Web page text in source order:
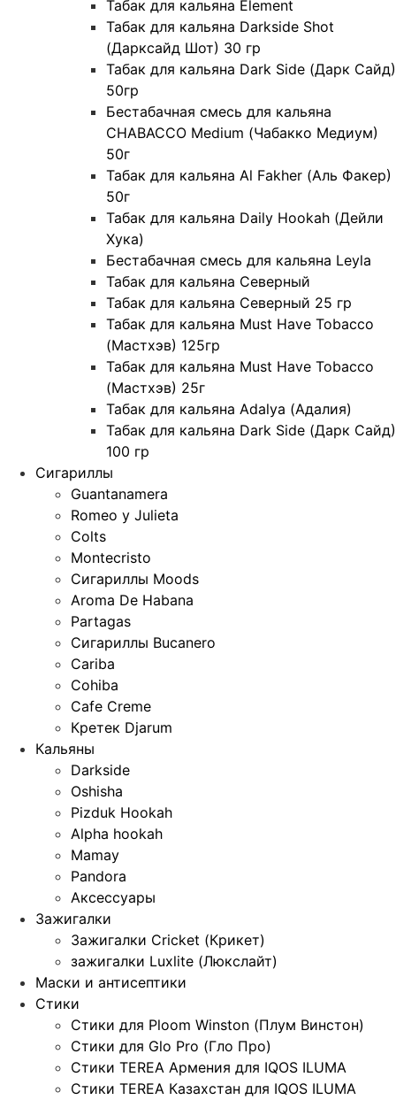
Табак для кальяна Element
Табак для кальяна Darkside Shot
(Дарксайд Шот) 30 гр
Табак для кальяна Dark Side (Дарк Сайд)
50гр
Бестабачная смесь для кальяна
CHABACCO Medium (Чабакко Медиум)
50г
Табак для кальяна Al Fakher (Аль Факер)
50г
Табак для кальяна Daily Hookah (Дейли
Хука)
Бестабачная смесь для кальяна Leyla
Табак для кальяна Северный
Табак для кальяна Северный 25 гр
Табак для кальяна Must Have Tobacco
(Мастхэв) 125гр
Табак для кальяна Must Have Tobacco
(Мастхэв) 25г
Табак для кальяна Adalya (Адалия)
Табак для кальяна Dark Side (Дарк Сайд)
100 гр
Сигариллы
Guantanamera
Romeo y Julieta
Colts
Montecristo
Сигариллы Moods
Aroma De Habana
Partagas
Сигариллы Bucanero
Cariba
Cohiba
Cafe Creme
Кретек Djarum
Кальяны
Darkside
Oshisha
Pizduk Hookah
Alpha hookah
Mamay
Pandora
Аксессуары
Зажигалки
Зажигалки Cricket (Крикет)
зажигалки Luxlite (Люкслайт)
Маски и антисептики
Стики
Стики для Ploom Winston (Плум Винстон)
Стики для Glo Pro (Гло Про)
Стики TEREA Армения для IQOS ILUMA
Стики TEREA Казахстан для IQOS ILUMA